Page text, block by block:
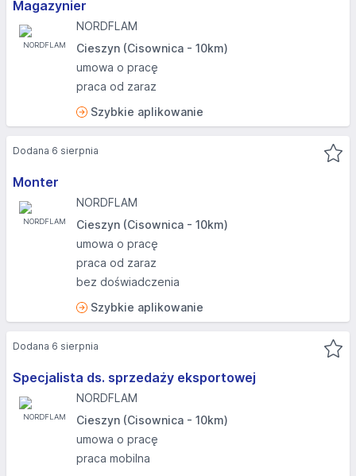
Magazynier
NORDFLAM
Cieszyn (Cisownica - 10km)
umowa o pracę
praca od zaraz
Szybkie aplikowanie
Monter
NORDFLAM
Cieszyn (Cisownica - 10km)
umowa o pracę
praca od zaraz
bez doświadczenia
Szybkie aplikowanie
Dodana 6 sierpnia
Specjalista ds. sprzedaży eksportowej
NORDFLAM
Cieszyn (Cisownica - 10km)
umowa o pracę
praca mobilna
Dodana 6 sierpnia